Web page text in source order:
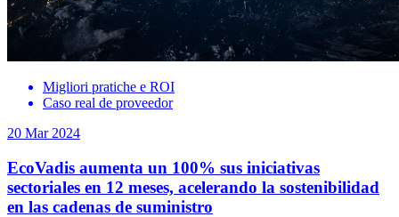
Migliori pratiche e ROI
Caso real de proveedor
20 Mar 2024
EcoVadis aumenta un 100% sus iniciativas
sectoriales en 12 meses, acelerando la sostenibilidad
en las cadenas de suministro